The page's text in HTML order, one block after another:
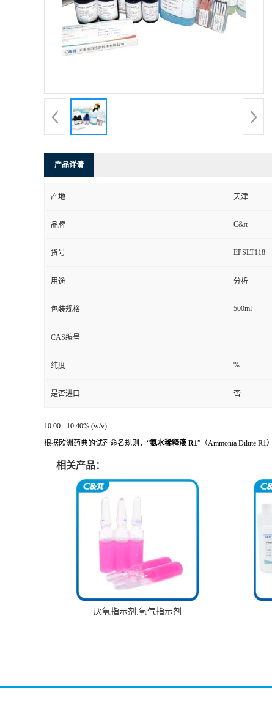
产品详请
产地 天津
品牌 C&π
货号 EPSLT118
用途 分析
包装规格 500ml
CAS编号
纯度 %
是否进口 否
10.00 - 10.40% (w/v)
根据欧洲药典的试剂命名规则，“氨水稀释液 R1”（Ammonia Dilute
相关产品：
厌氧指示剂,氧气指示剂